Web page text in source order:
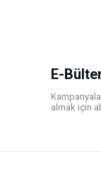
Bu
E-
almak için